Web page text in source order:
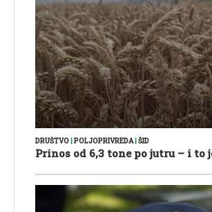
DRUŠTVO POLJOPRIVREDA| ŠID
Prinos od 6,3 tone po jutru – i to